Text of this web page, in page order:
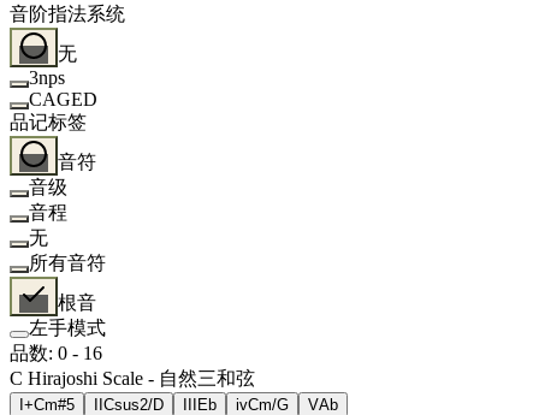
音阶指法系统
无
3nps
CAGED
品记标签
音符
音级
音程
无
所有音符
根音
左手模式
品数: 0 - 16
C Hirajoshi Scale - 自然三和弦
I+Cm#5 Csus2/D Eb ivCm/G VAb